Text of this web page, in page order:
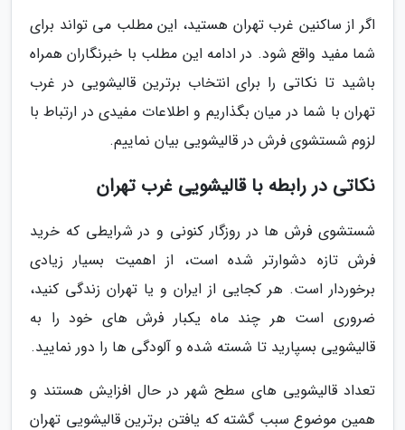
اگر از ساکنین غرب تهران هستید، این مطلب می تواند برای
شما مفید واقع شود. در ادامه این مطلب با خبرنگاران همراه
باشید تا نکاتی را برای انتخاب برترین قالیشویی در غرب
تهران با شما در میان بگذاریم و اطلاعات مفیدی در ارتباط با
لزوم شستشوی فرش در قالیشویی بیان نماییم.
نکاتی در رابطه با قالیشویی غرب تهران
شستشوی فرش ها در روزگار کنونی و در شرایطی که خرید
فرش تازه دشوارتر شده است، از اهمیت بسیار زیادی
برخوردار است. هر کجایی از ایران و یا تهران زندگی کنید،
ضروری است هر چند ماه یکبار فرش های خود را به
قالیشویی بسپارید تا شسته شده و آلودگی ها را دور نمایید.
تعداد قالیشویی های سطح شهر در حال افزایش هستند و
همین موضوع سبب گشته که یافتن برترین قالیشویی تهران